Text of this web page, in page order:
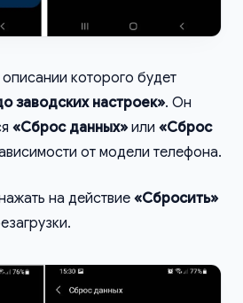
описании которого будет
заводских настроек». Он
«Сброс данных» или «Сброс
от модели телефона.
на действие «Сбросить»